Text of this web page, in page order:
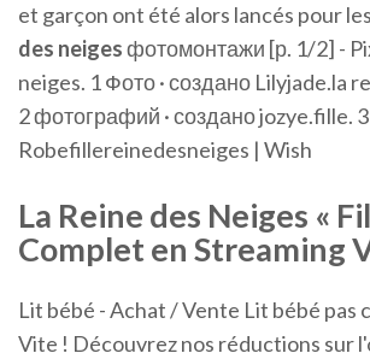
et garçon ont été alors lancés pour
des neigesфотомонтажи [р. 1/2] -
neiges. 1 Фото · создано Lilyjade.la
2 фотографий · создано jozye.fille.
Robefillereinedesneiges | Wish
La Reine des Neiges «
Complet en Streaming
Lit bébé - Achat / Vente Lit bébé pas
Vite ! Découvrez nos réductions sur